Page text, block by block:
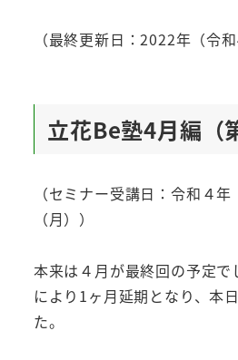
（最終更新日：2022年（令
立花Be塾4月編（
（セミナー受講日：令和４
（月））
本来は４月が最終回の予定
により1ヶ月延期となり、本
た。